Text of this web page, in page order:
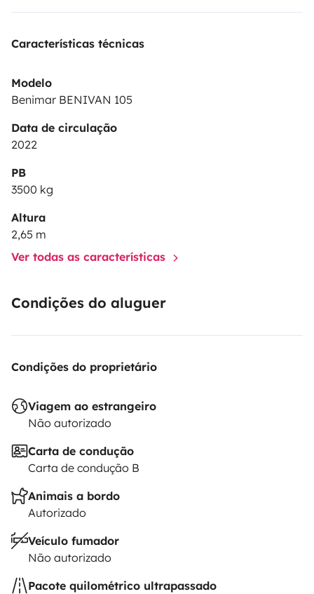
toalha de praia.
Características técnicas
Modelo
Benimar BENIVAN 105
Data de circulação
2022
PB
3500 kg
Altura
2,65 m
Ver todas as características
Condições do aluguer
Condições do proprietário
Viagem ao estrangeiro
Não autorizado
Carta de condução
Carta de condução B
Animais a bordo
Autorizado
Veículo fumador
Não autorizado
Pacote quilométrico ultrapassado